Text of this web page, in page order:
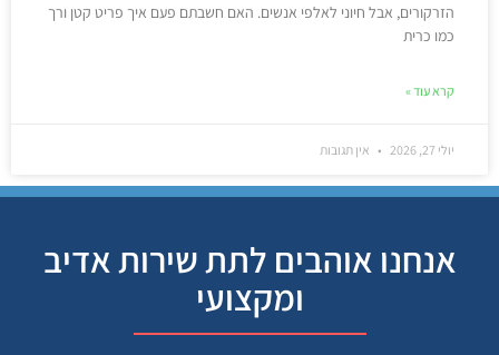
הזרקורים, אבל חיוני לאלפי אנשים. האם חשבתם פעם איך פריט קטן ורך
כמו כרית
קרא עוד »
יולי 27, 2026 אין תגובות
אנחנו אוהבים לתת שירות אדיב
ומקצועי